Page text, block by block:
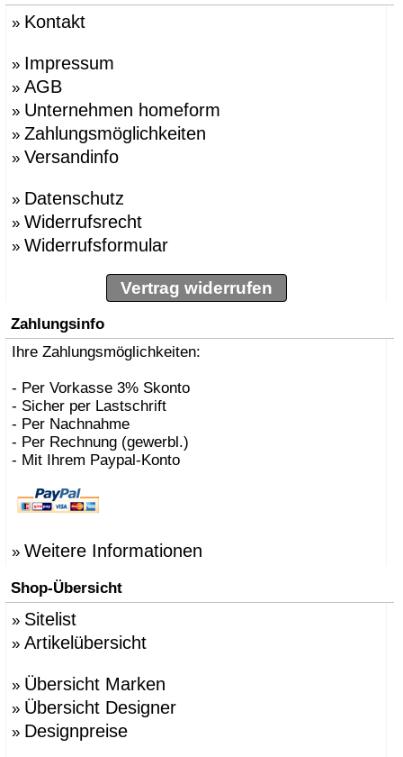
» Kontakt
» Impressum
» AGB
» Unternehmen homeform
» Zahlungsmöglichkeiten
» Versandinfo
» Datenschutz
» Widerrufsrecht
» Widerrufsformular
Vertrag widerrufen
Zahlungsinfo
Ihre Zahlungsmöglichkeiten:
- Per Vorkasse 3% Skonto
- Sicher per Lastschrift
- Per Nachnahme
- Per Rechnung (gewerbl.)
- Mit Ihrem Paypal-Konto
» Weitere Informationen
Shop-Übersicht
» Sitelist
» Artikelübersicht
» Übersicht Marken
» Übersicht Designer
» Designpreise